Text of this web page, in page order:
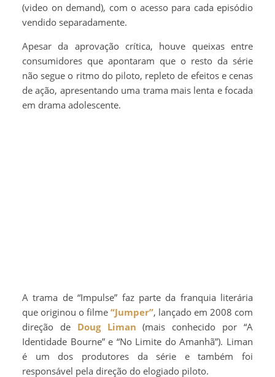
(video on demand), com o acesso para cada episódio
vendido separadamente.
Apesar da aprovação crítica, houve queixas entre
consumidores que apontaram que o resto da série
não segue o ritmo do piloto, repleto de efeitos e cenas
de ação, apresentando uma trama mais lenta e focada
em drama adolescente.
A trama de “Impulse” faz parte da franquia literária
que originou o filme “Jumper”, lançado em 2008 com
direção de Doug Liman (mais conhecido por “A
Identidade Bourne” e “No Limite do Amanhã”). Liman
é um dos produtores da série e também foi
responsável pela direção do elogiado piloto.